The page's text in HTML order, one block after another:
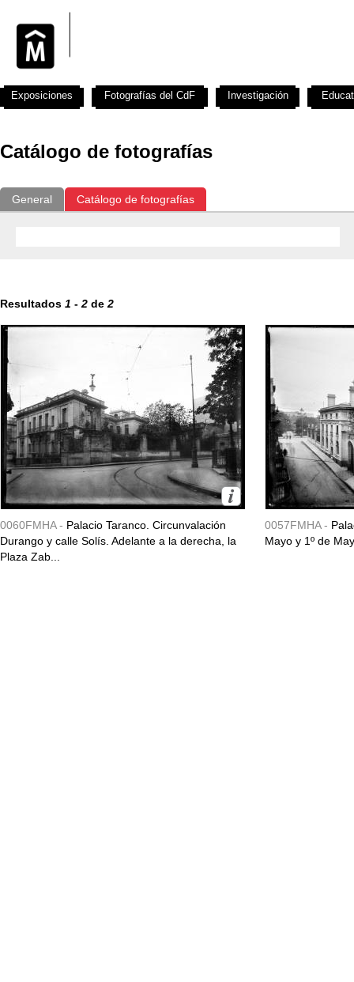
Catálogo de fotografías
General Catálogo de fotografías
Resultados 1 - 2 de 2
0060FMHA - Palacio Taranco. Circunvalación
Durango y calle Solís. Adelante a la derecha, la
Plaza Zab...
0057FMHA -
Mayo y 1º de
Exposiciones Fotografías del CdF Investigación